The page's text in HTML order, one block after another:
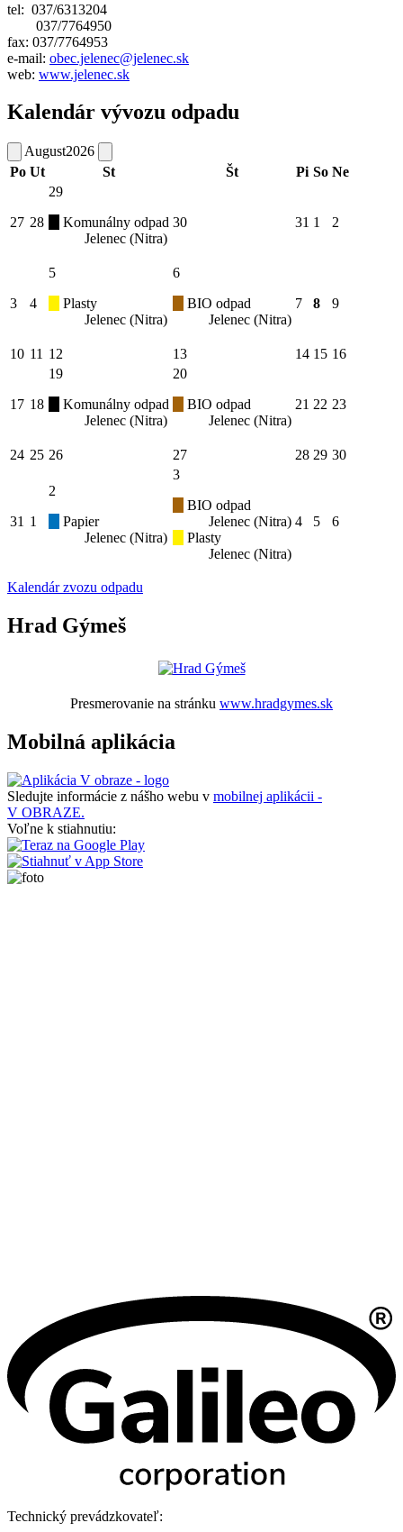
tel: 037/6313204
037/7764950
fax: 037/7764953
e-mail: obec.jelenec@jelenec.sk
web: www.jelenec.sk
Kalendár vývozu odpadu
August2026
Po Ut St Št Pi So Ne
27 28
29
Komunálny odpad
Jelenec (Nitra)
30 31 1 2
3 4
5
Plasty
Jelenec (Nitra)
6
BIO odpad
Jelenec (Nitra)
7 8 9
10 11 12 13 14 15 16
17 18
19
Komunálny odpad
Jelenec (Nitra)
20
BIO odpad
Jelenec (Nitra)
21 22 23
24 25 26 27 28 29 30
31 1
2
Papier
Jelenec (Nitra)
3
BIO odpad
Jelenec (Nitra)
Plasty
Jelenec (Nitra)
4 5 6
Kalendár zvozu odpadu
Hrad Gýmeš
Presmerovanie na stránku www.hradgymes.sk
Mobilná aplikácia
Sledujte informácie z nášho webu v mobilnej aplikácii -
V OBRAZE.
Voľne k stiahnutiu:
Technický prevádzkovateľ: